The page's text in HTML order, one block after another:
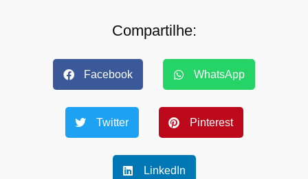
Compartilhe:
Facebook WhatsApp
Twitter Pinterest
LinkedIn